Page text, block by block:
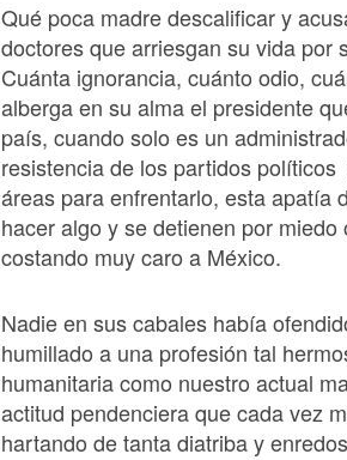
Qué poca madre descalificar y
doctores que arriesgan su vida por
Cuánta ignorancia, cuánto odio,
alberga en su alma el presidente
país, cuando solo es un
resistencia de los partidos
áreas para enfrentarlo, esta apatía
hacer algo y se detienen por
costando muy caro a México.
Nadie en sus cabales había
humillado a una profesión tal
humanitaria como nuestro actual
actitud pendenciera que cada vez
hartando de tanta diatriba y